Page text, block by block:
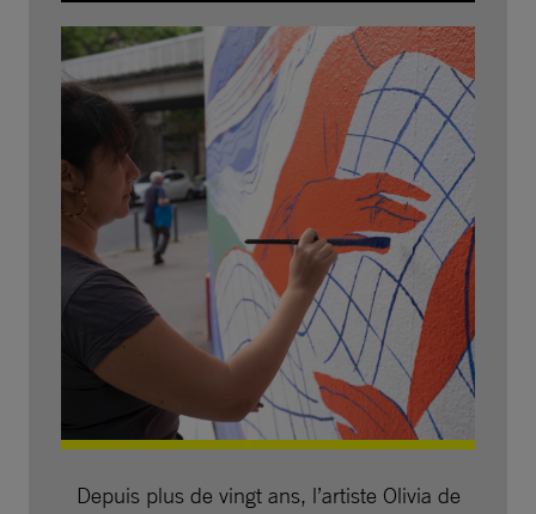
Depuis plus de vingt ans, l’artiste Olivia de